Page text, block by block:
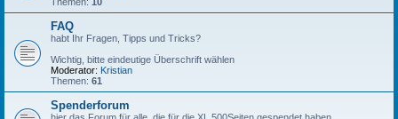
FAQ
habt Ihr Fragen, Tipps und Tricks?
Wichtig, bitte eindeutige Überschrift wählen
Moderator: Kristian
Themen: 61
Spenderforum